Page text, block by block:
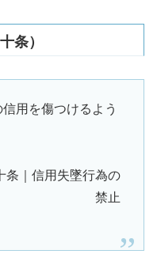
条）
用を傷つけるよう
条｜信用失墜行為の
禁止